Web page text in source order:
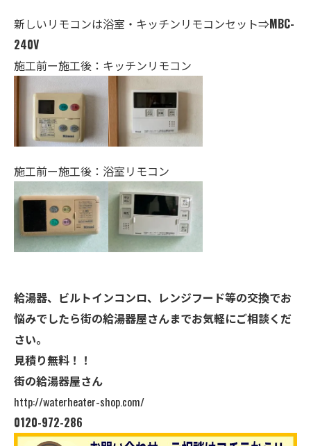
新しいリモコンは浴室・キッチンリモコンセット⇒MBC-
240V
施工前ー施工後：キッチンリモコン
施工前ー施工後：浴室リモコン
給湯器、ビルトインコンロ、レンジフード等の交換でお
悩みでしたら街の給湯器屋さんまでお気軽にご相談くだ
さい。
見積り無料！！
街の給湯器屋さん
http://waterheater-shop.com/
0120-972-286